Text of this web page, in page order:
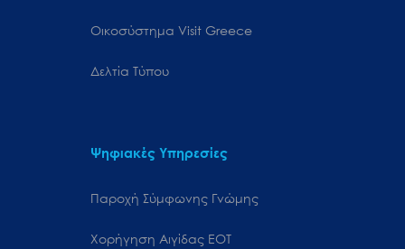
Oικοσύστημα Visit Greece
Δελτία Τύπου
Ψηφιακές Υπηρεσίες
Παροχή Σύμφωνης Γνώμης
Χορήγηση Αιγίδας ΕΟΤ